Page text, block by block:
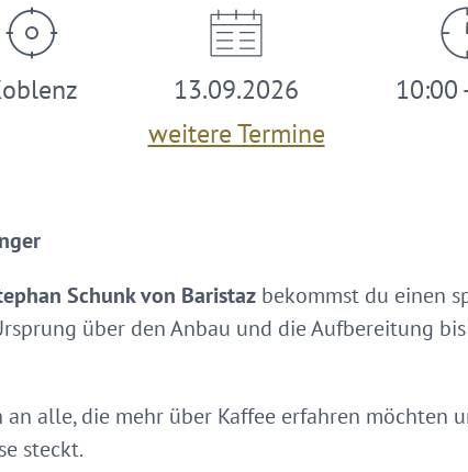
13.09.2026
weitere Termine
10:00
Schunk von Baristaz bekommst du einen
über den Anbau und die Aufbereitung
an alle, die mehr über Kaffee erfahren möchten
steckt.